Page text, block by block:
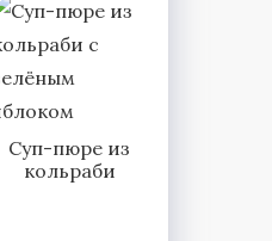
Суп-пюре из
кольраби